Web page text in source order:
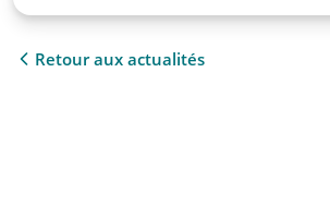
Retour aux actualités